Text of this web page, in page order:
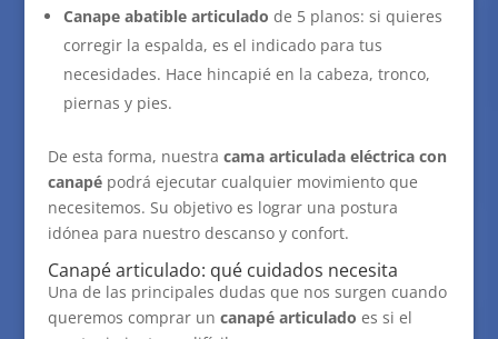
Canape abatible articulado de 5 planos: si quieres
corregir la espalda, es el indicado para tus
necesidades. Hace hincapié en la cabeza, tronco,
piernas y pies.
De esta forma, nuestra cama articulada eléctrica con
canapépodrá ejecutar cualquier movimiento que
necesitemos. Su objetivo es lograr una postura
idónea para nuestro descanso y confort.
Canapé articulado: qué cuidados necesita
Una de las principales dudas que nos surgen cuando
queremos comprar un canapé articulado es si el